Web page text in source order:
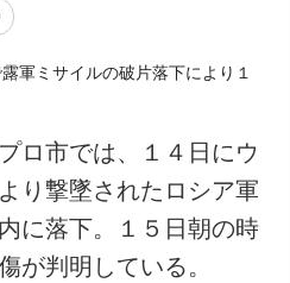
ロ市では、１４日にウ
り撃墜されたロシア軍
に落下。１５日朝の時
が判明している。